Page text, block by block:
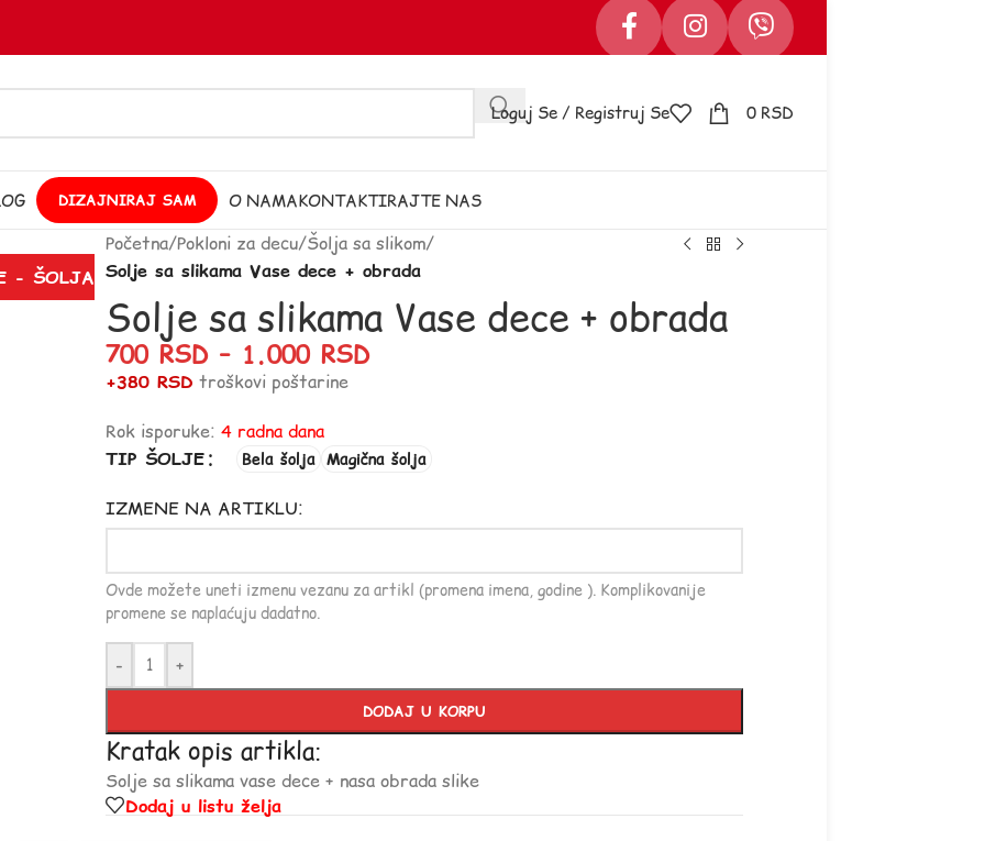
Loguj Se / Registruj Se 0 RSD
DIZAJNIRAJ SAM O NAMAKONTAKTIRAJTE NAS
- ŠOLJA
Početna/Pokloni za decu/Šolja sa slikom/
Solje sa slikama Vase dece + obrada
Solje sa slikama Vase dece + obrada
700 RSD – 1.000 RSD
+380 RSD troškovi poštarine
Rok isporuke: 4 radna dana
TIP ŠOLJE
Bela šolja Magična šolja
IZMENE NA ARTIKLU:
Ovde možete uneti izmenu vezanu za artikl (promena imena, godine ). Komplikovanije
promene se naplaćuju dadatno.
- +
DODAJ U KORPU
Kratak opis artikla:
Solje sa slikama vase dece + nasa obrada slike
Dodaj u listu želja